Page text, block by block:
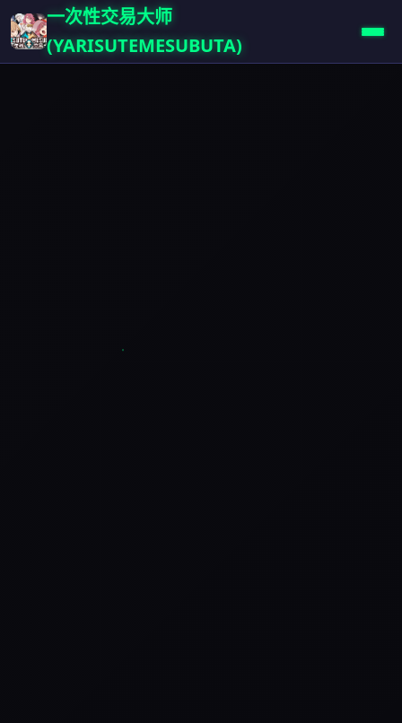
一次性交易大师
(YARISUTEMESUBUTA)